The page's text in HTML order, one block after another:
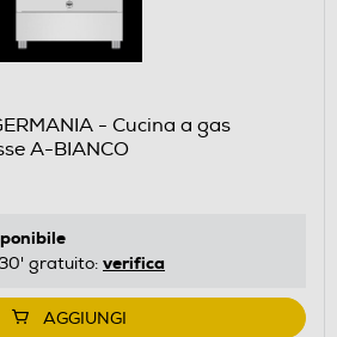
- Cucina a gas
A-BIANCO
gratuito: verifica
AGGIUNGI